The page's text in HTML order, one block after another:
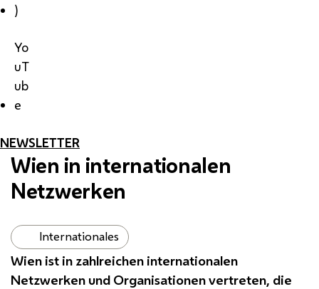
)
Yo
uT
ub
e
NEWSLETTER
Wien in internationalen
Netzwerken
Internationales
Wien ist in zahlreichen internationalen
Netzwerken und Organisationen vertreten, die